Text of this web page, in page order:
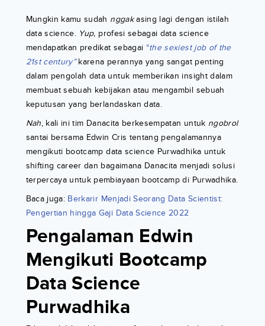
Mungkin kamu sudah nggakasing lagi dengan istilah
data science. Yup, profesi sebagai data science
mendapatkan predikat sebagai “the sexiest job of the
21st century”karena perannya yang sangat penting
dalam pengolah data untuk memberikan insight dalam
membuat sebuah kebijakan atau mengambil sebuah
keputusan yang berlandaskan data.
Nah, kali ini tim Danacita berkesempatan untuk ngobrol
santai bersama Edwin Cris tentang pengalamannya
mengikuti bootcamp data science Purwadhika untuk
shifting career dan bagaimana Danacita menjadi solusi
terpercaya untuk pembiayaan bootcamp di Purwadhika.
Baca juga: Berkarir Menjadi Seorang Data Scientist:
Pengertian hingga Gaji Data Science 2022
Pengalaman Edwin
Mengikuti Bootcamp
Data Science
Purwadhika